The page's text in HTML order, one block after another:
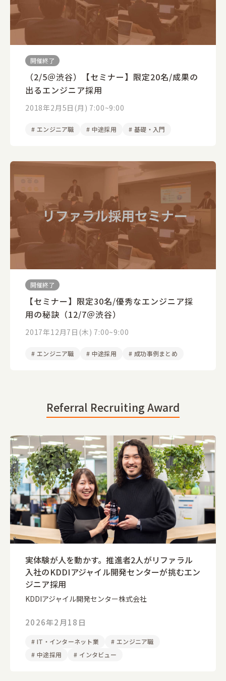
開催終了
（2/5＠渋谷）【セミナー】限定20名/成果の
出るエンジニア採用
2018年2月5日(月) 7:00~9:00
# エンジニア職 # 中途採用 # 基礎・入門
開催終了
【セミナー】限定30名/優秀なエンジニア採
用の秘訣（12/7＠渋谷）
2017年12月7日(木) 7:00~9:00
# エンジニア職 # 中途採用 # 成功事例まとめ
Referral Recruiting Award
実体験が人を動かす。推進者2人がリファラル
入社のKDDIアジャイル開発センターが挑むエン
ジニア採用
KDDIアジャイル開発センター株式会社
2026年2月18日
# IT・インターネット業 # エンジニア職
# 中途採用 # インタビュー